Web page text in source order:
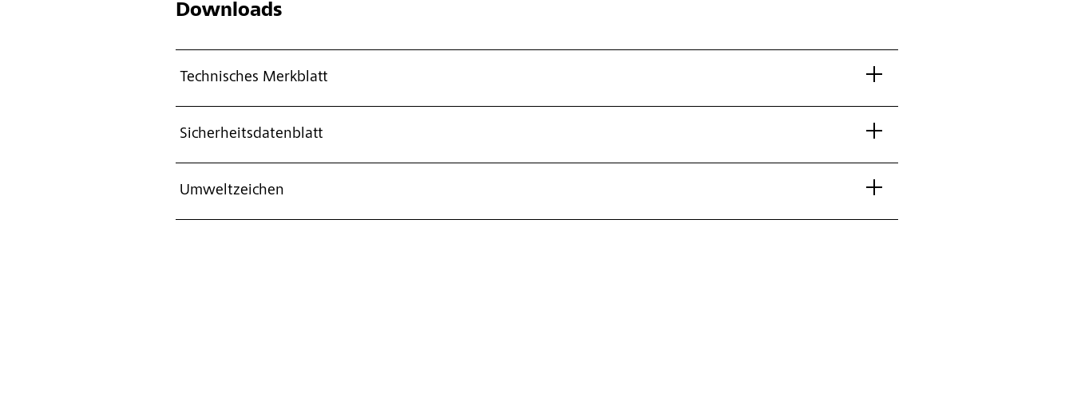
Downloads
Technisches Merkblatt
Sicherheitsdatenblatt
Umweltzeichen